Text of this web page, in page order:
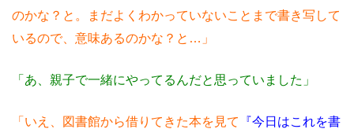
のかな？と。まだよくわかっていないことまで書き写して
いるので、意味あるのかな？と…」
「あ、親子で一緒にやってるんだと思っていました」
「いえ、図書館から借りてきた本を見て
『今日はこれを書